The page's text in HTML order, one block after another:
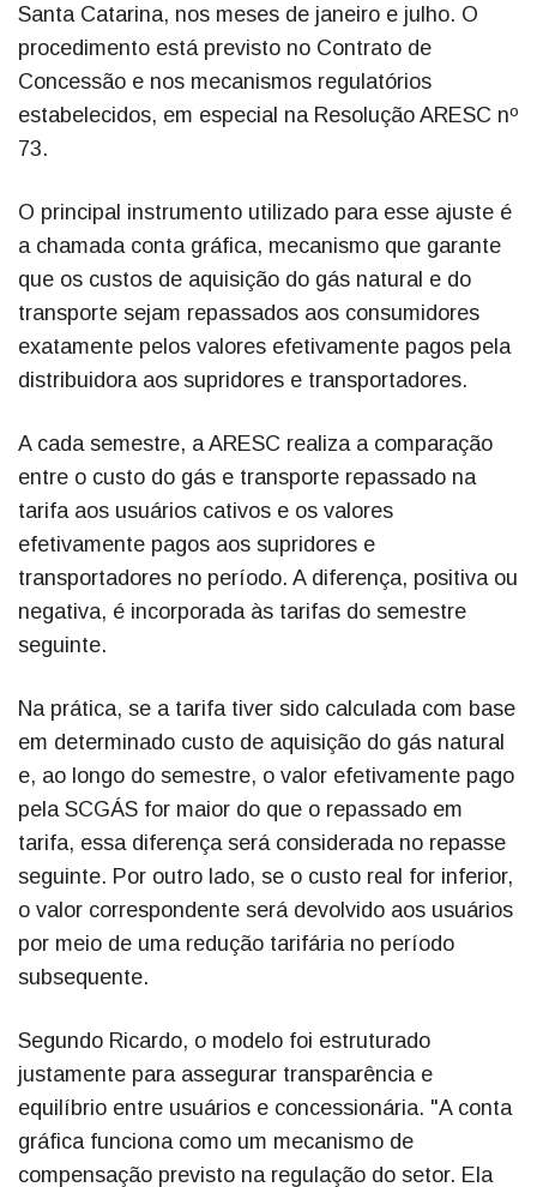
Santa Catarina, nos meses de janeiro e julho. O
procedimento está previsto no Contrato de
Concessão e nos mecanismos regulatórios
estabelecidos, em especial na Resolução ARESC nº
73.
O principal instrumento utilizado para esse ajuste é
a chamada conta gráfica, mecanismo que garante
que os custos de aquisição do gás natural e do
transporte sejam repassados aos consumidores
exatamente pelos valores efetivamente pagos pela
distribuidora aos supridores e transportadores.
A cada semestre, a ARESC realiza a comparação
entre o custo do gás e transporte repassado na
tarifa aos usuários cativos e os valores
efetivamente pagos aos supridores e
transportadores no período. A diferença, positiva ou
negativa, é incorporada às tarifas do semestre
seguinte.
Na prática, se a tarifa tiver sido calculada com base
em determinado custo de aquisição do gás natural
e, ao longo do semestre, o valor efetivamente pago
pela SCGÁS for maior do que o repassado em
tarifa, essa diferença será considerada no repasse
seguinte. Por outro lado, se o custo real for inferior,
o valor correspondente será devolvido aos usuários
por meio de uma redução tarifária no período
subsequente.
Segundo Ricardo, o modelo foi estruturado
justamente para assegurar transparência e
equilíbrio entre usuários e concessionária. "A conta
gráfica funciona como um mecanismo de
compensação previsto na regulação do setor. Ela